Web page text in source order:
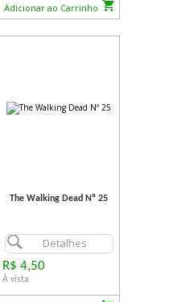
Adicionar ao Carrinho
The Walking Dead Nº 25
Detalhes
R$ 4,50
À vista